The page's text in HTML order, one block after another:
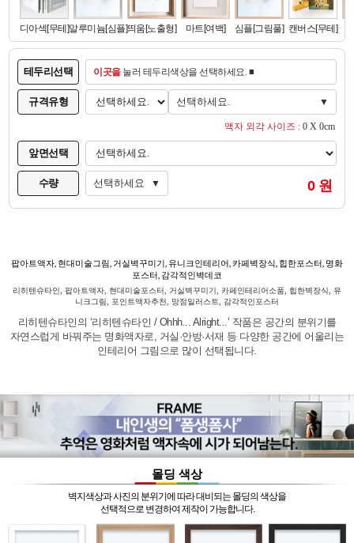
테두리선택 이곳을눌러 테두리색상을 선택하세요. ■
규격유형 선택하세요. ▼
액자 외각 사이즈 : 0 X 0cm
앞면선택
수량 선택하세요 ▼ 0 원
팝아트액자, 현대미술그림, 거실벽꾸미기, 유니크인테리어, 카페벽장식, 힙한포스터, 명화
포스터, 감각적인벽데코
리히텐슈타인, 팝아트액자, 현대미술포스터, 거실벽꾸미기, 카페인테리어소품, 힙한벽장식, 유
니크그림, 포인트액자추천, 망점일러스트, 감각적인포스터
리히텐슈타인의 ‘리히텐슈타인 / Ohhh... Alright...’ 작품은 공간의 분위기를
자연스럽게 바꿔주는 명화액자로, 거실·안방·서재 등 다양한 공간에 어울리는
인테리어 그림으로 많이 선택됩니다.
몰딩 색상
벽지색상과 사진의 분위기에 따라 대비되는 몰딩의 색상을
선택적으로 변경하여 제작이 가능합니다.